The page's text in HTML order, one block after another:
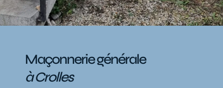
Maçonnerie générale
à Crolles